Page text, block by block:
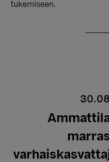
tukemiseen.